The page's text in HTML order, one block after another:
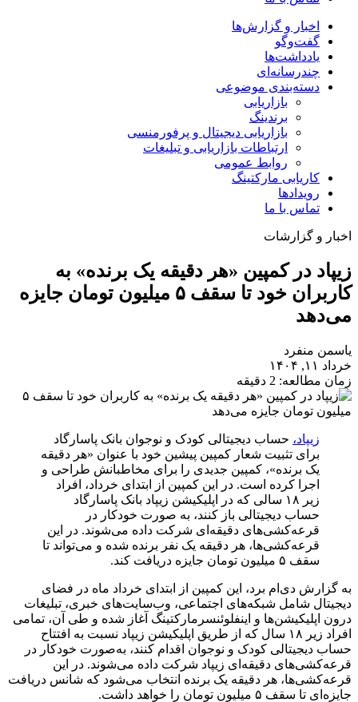
اخبار و گزارش‌ها
گفت‌وگو
یادداشت‌ها
چندرسانه‌ای
دسته‌بندی موضوعی
بازاریابی
برندینگ
بازاریابی دیجیتال و پرفورمنسی
ارتباطات بازاریابی و تبلیغات
روابط عمومی
کاریابی مارکتینگ
رویدادها
تماس با ما
اخبار و گزارشات
زیپاد در کمپین «هر دقیقه یک برنده» به
کاربران خود تا سقف ۵ میلیون تومان جایزه
می‌دهد
یاسمن منفرد
خرداد ۱۱, ۱۴۰۴
زمان مطالعه: 2 دقیقه
زیپاد، حساب دیجیتالی کودک و نوجوان بانک پاسارگاد
برای تثبیت شعار کمپین پیشین خود با عنوان «هر دقیقه
یک برنده»، کمپین جدیدی را برای مخاطبانش طراحی و
اجرا کرده است. در این کمپین از ابتدای خرداد، افراد
زیر ۱۸ سالی که در اپلیکیشن زیپاد بانک پاسارگاد
حساب دیجیتالی باز کنند، به صورت خودکار در
قرعه‌کشی‌های دقیقه‌ای شرکت داده می‌شوند. در این
قرعه‌کشی‌ها، هر دقیقه یک نفر برنده شده و می‌تواند تا
سقف ۵ میلیون تومان جایزه دریافت کند.
به گزارش دی‌ام برد، این کمپین از ابتدای خرداد ماه در فضای
دیجیتال شامل شبکه‌های اجتماعی، وب‌سایت‌های خبری، تبلیغات
درون اپلیکیشن‌ها و اینفلوئنسرمارکتینگ آغاز شده و طی آن، تمامی
افراد زیر ۱۸ سال که از طریق اپلیکیشن زیپاد نسبت به افتتاح
حساب دیجیتالی کودک و نوجوان اقدام کنند، به‌صورت خودکار در
قرعه‌کشی‌های دقیقه‌ای زیپاد شرکت داده می‌شوند. در این
قرعه‌کشی‌ها، هر دقیقه یک برنده انتخاب می‌شود که شانس دریافت
جایزه‌ای تا سقف ۵ میلیون تومان را خواهد داشت.